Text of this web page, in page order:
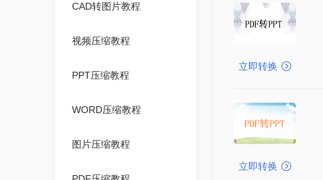
CAD转图片教程
视频压缩教程
PPT压缩教程
WORD压缩教程
图片压缩教程
立即转换
立即转换